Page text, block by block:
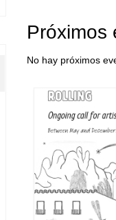
Próximos
No hay próximos